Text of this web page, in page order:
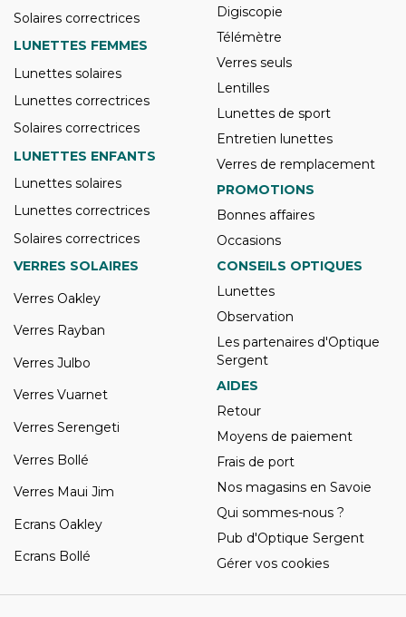
Solaires correctrices
LUNETTES FEMMES
Lunettes solaires
Lunettes correctrices
Solaires correctrices
LUNETTES ENFANTS
Lunettes solaires
Lunettes correctrices
Solaires correctrices
Digiscopie
Télémètre
Verres seuls
Lentilles
Lunettes de sport
Entretien lunettes
Verres de remplacement
PROMOTIONS
Bonnes affaires
Occasions
VERRES SOLAIRES
Verres Oakley
Verres Rayban
Verres Julbo
Verres Vuarnet
Verres Serengeti
Verres Bollé
Verres Maui Jim
Ecrans Oakley
Ecrans Bollé
CONSEILS OPTIQUES
Lunettes
Observation
Les partenaires d'Optique
Sergent
AIDES
Retour
Moyens de paiement
Frais de port
Nos magasins en Savoie
Qui sommes-nous ?
Pub d'Optique Sergent
Gérer vos cookies